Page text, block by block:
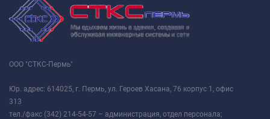
ООО "СТКС-Пермь"
Юр. адрес: 614025, г. Пермь, ул. Героев Хасана, 76 корпус 1, офис
313
тел./факс (342) 214-54-57 – администрация, отдел персонала;